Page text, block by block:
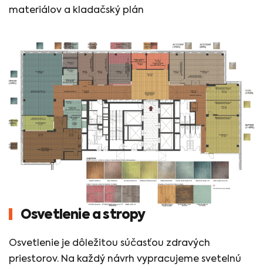
materiálov a kladačský plán
Osvetlenie a stropy
Osvetlenie je dôležitou súčasťou zdravých
priestorov. Na každý návrh vypracujeme svetelnú